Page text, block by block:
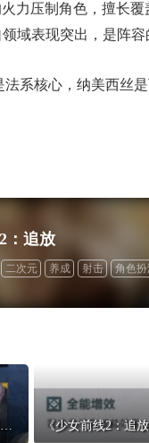
力压制角色，擅长覆
域表现突出，是阵容
法系核心，纳美西丝
：追放
二次元 养成 射击 角色扮